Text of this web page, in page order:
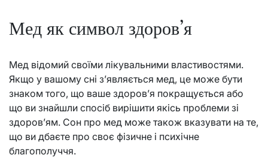
Мед як символ здоров’я
Мед відомий своїми лікувальними властивостями.
Якщо у вашому сні з’являється мед, це може бути
знаком того, що ваше здоров’я покращується або
що ви знайшли спосіб вирішити якісь проблеми зі
здоров’ям. Сон про мед може також вказувати на те,
що ви дбаєте про своє фізичне і психічне
благополуччя.